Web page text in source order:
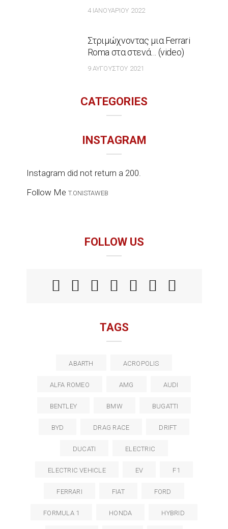
4 ΙΑΝΟΥΑΡΊΟΥ 2022
Στριμώχνοντας μια Ferrari
Roma στα στενά… (video)
9 ΑΥΓΟΎΣΤΟΥ 2021
CATEGORIES
INSTAGRAM
Instagram did not return a 200.
Follow Me T.ONISTAWEB
FOLLOW US
TAGS
ABARTH ACROPOLIS
ALFA ROMEO AMG AUDI
BENTLEY BMW BUGATTI
BYD DRAG RACE DRIFT
DUCATI ELECTRIC
ELECTRIC VEHICLE EV F1
FERRARI FIAT FORD
FORMULA 1 HONDA HYBRID